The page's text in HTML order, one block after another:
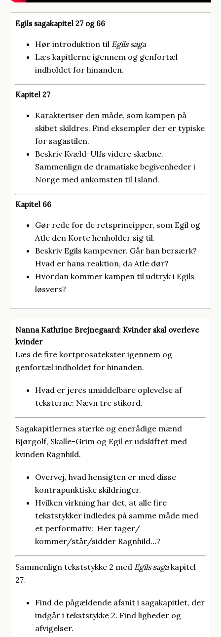
Egils sagakapitel 27 og 66
Hør introduktion til Egils saga
Læs kapitlerne igennem og genfortæl
indholdet for hinanden.
Kapitel 27
Karakteriser den måde, som kampen på
skibet skildres. Find eksempler der er typiske
for sagastilen.
Beskriv Kvæld-Ulfs videre skæbne.
Sammenlign de dramatiske begivenheder i
Norge med ankomsten til Island.
Kapitel 66
Gør rede for de retsprincipper, som Egil og
Atle den Korte henholder sig til.
Beskriv Egils kampevner. Går han bersærk?
Hvad er hans reaktion, da Atle dør?
Hvordan kommer kampen til udtryk i Egils
løsvers?
Nanna Kathrine Brejnegaard: Kvinder skal overleve
kvinder
Læs de fire kortprosatekster igennem og
genfortæl indholdet for hinanden.
Hvad er jeres umiddelbare oplevelse af
teksterne: Nævn tre stikord.
Sagakapitlernes stærke og enerådige mænd
Bjørgolf, Skalle-Grim og Egil er udskiftet med
kvinden Ragnhild.
Overvej, hvad hensigten er med disse
kontrapunktiske skildringer.
Hvilken virkning har det, at alle fire
tekststykker indledes på samme måde med
et performativ: Her tager/
kommer/står/sidder Ragnhild…?
Sammenlign tekststykke 2 med Egils sagakapitel
27.
Find de pågældende afsnit i sagakapitlet, der
indgår i tekststykke 2. Find ligheder og
afvigelser.